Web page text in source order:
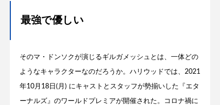
最強で優しい
そのマ・ドンソクが演じるギルガメッシュとは、一体どの
ようなキャラクターなのだろうか。ハリウッドでは、2021
年10月18日(月) にキャストとスタッフが勢揃いした『エタ
ーナルズ』のワールドプレミアが開催された。コロナ禍に